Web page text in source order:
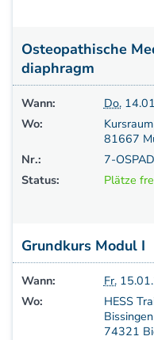
Kursreihe
Kursreihe
(postgraduate)
Kursreihe
(postgraduate)
KURSE
Weiterbildung -
Fortbildung &
Kinesio-Sport-
PNE - Pain
Osteopathische
diaphragm
Wann: Do.
Wo:
81667
Nr.:
7-OSPAD
Status:
Plätze
Grundkurs Modul I
Wann: Fr.
Wo:
HESS
Bissingen
74321